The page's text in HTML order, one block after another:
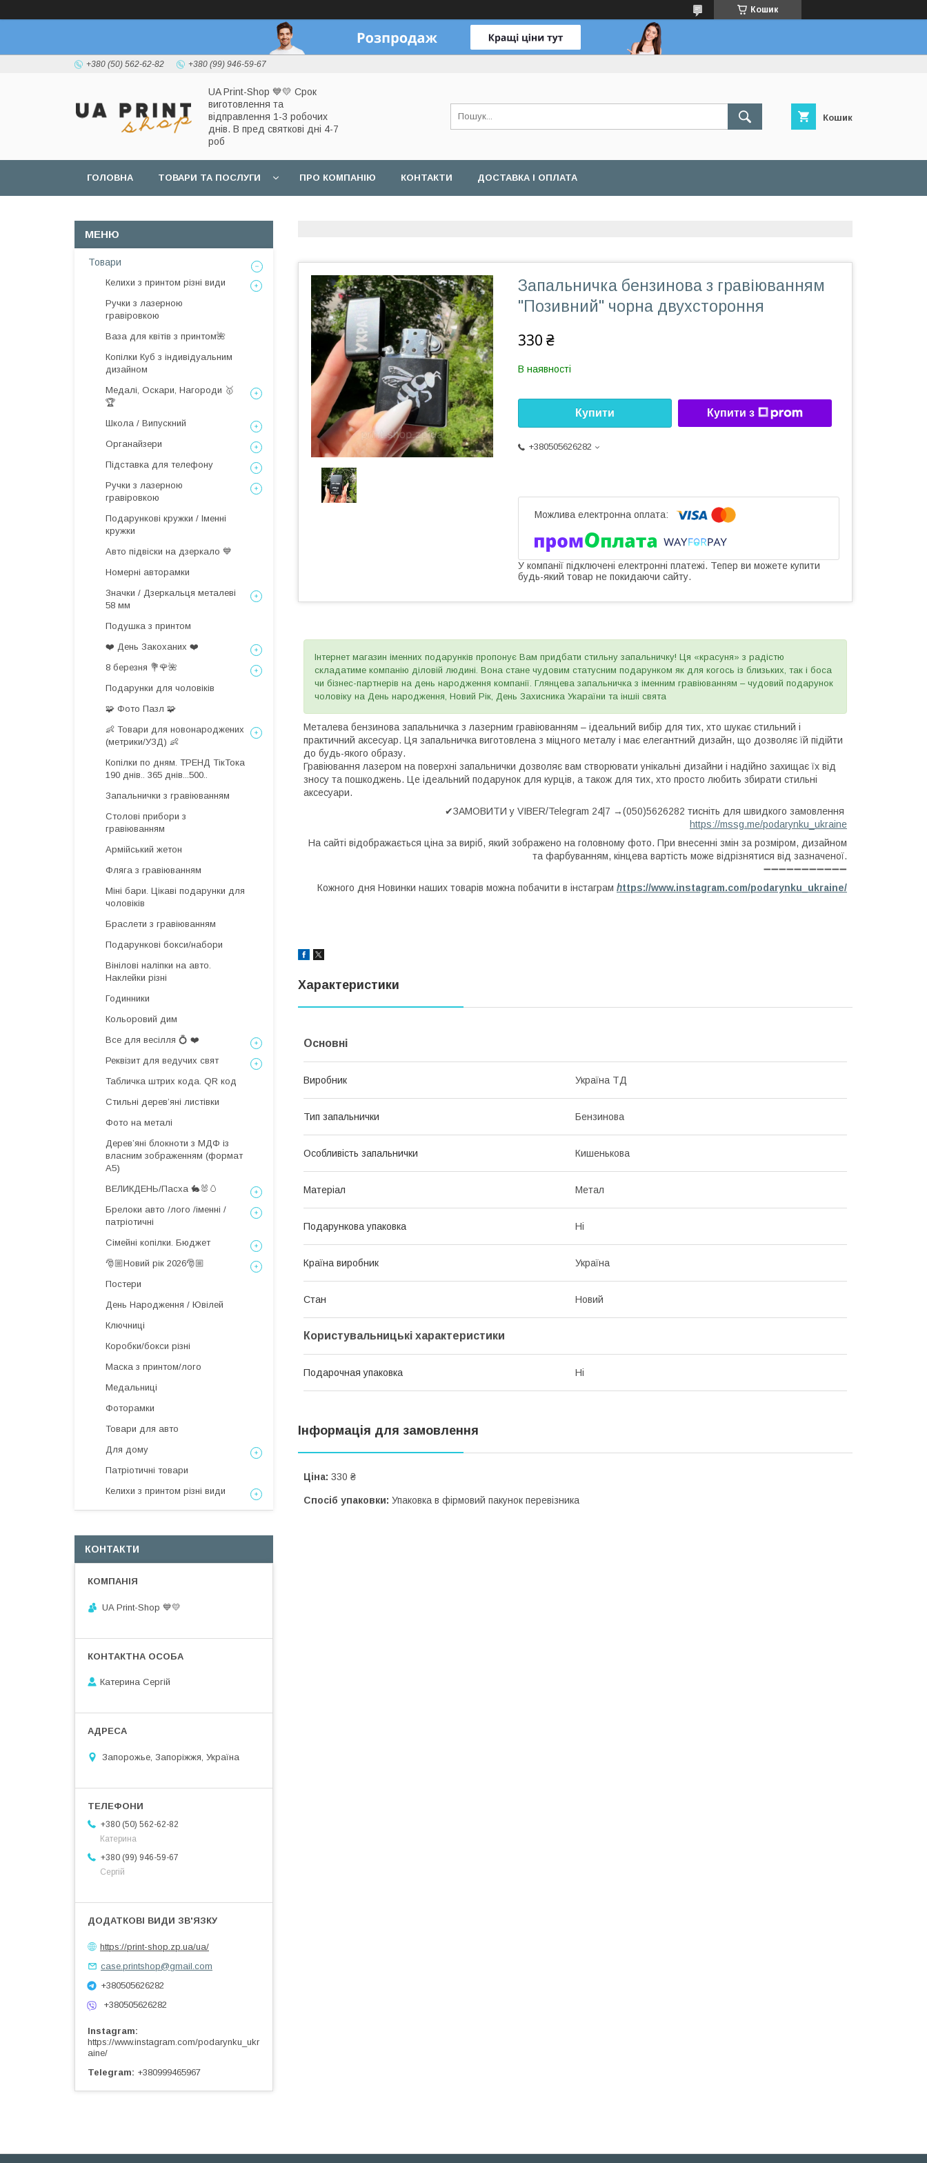
Кошик
+380 (50) 562-62-82 +380 (99) 946-59-67
UA Print-Shop ​💙💛 Срок
виготовлення та
відправлення 1-3 робочих
днів. В пред святкові дні 4-7
роб
Кошик
ГОЛОВНА ТОВАРИ ТА ПОСЛУГИ ПРО КОМПАНІЮ КОНТАКТИ ДОСТАВКА І ОПЛАТА
Запальничка бензинова з гравіюванням
"Позивний" чорна двухстороння
330 ₴
В наявності
Купити Купити з
+380505626282
У компанії підключені електронні платежі. Тепер ви можете купити
будь-який товар не покидаючи сайту.
Інтернет магазин іменних подарунків пропонує Вам придбати стильну запальничку! Ця «красуня» з радістю
складатиме компанію діловій людині. Вона стане чудовим статусним подарунком як для когось із близьких, так і боса
чи бізнес-партнерів на день народження компанії. Глянцева запальничка з іменним гравіюванням – чудовий подарунок
чоловіку на День народження, Новий Рік, День Захисника Укараїни та іншіі свята
Металева бензинова запальничка з лазерним гравіюванням – ідеальний вибір для тих, хто шукає стильний і
практичний аксесуар. Ця запальничка виготовлена з міцного металу і має елегантний дизайн, що дозволяє їй підійти
до будь-якого образу.
Гравіювання лазером на поверхні запальнички дозволяє вам створювати унікальні дизайни і надійно захищає їх від
зносу та пошкоджень. Це ідеальний подарунок для курців, а також для тих, хто просто любить збирати стильні
аксесуари.
✔ЗАМОВИТИ у VIBER/Telegram 24|7 →(050)5626282 тисніть для швидкого замовлення
https://mssg.me/podarynku_ukraine
На сайті відображається ціна за виріб, який зображено на головному фото. При внесенні змін за розміром, дизайном
та фарбуванням, кінцева вартість може відрізнятися від зазначеної.
➖➖➖➖➖➖➖➖➖➖➖
Кожного дня Новинки наших товарів можна побачити в інстаграм https://www.instagram.com/podarynku_ukraine/
Характеристики
Основні
Виробник Україна ТД
Тип запальнички Бензинова
Особливість запальнички Кишенькова
Матеріал Метал
Подарункова упаковка Ні
Країна виробник Україна
Стан Новий
Користувальницькі характеристики
Подарочная упаковка Ні
Інформація для замовлення
Ціна: 330 ₴
Спосіб упаковки: Упаковка в фірмовий пакунок перевізника
Товари
Келихи з принтом різні види
Ручки з лазерною
гравіровкою
Ваза для квітів з принтом🌺
Копілки Куб з індивідуальним
дизайном
Медалі, Оскари, Нагороди 🥇
🏆
Школа / Випускний
Органайзери
Підставка для телефону
Ручки з лазерною
гравіровкою
Подарункові кружки / Іменні
кружки
Авто підвіски на дзеркало 💙
Номерні авторамки
Значки / Дзеркальця металеві
58 мм
Подушка з принтом
❤️ День Закоханих ❤️
8 березня 💐🌹🌺
Подарунки для чоловіків
🧩 Фото Пазл 🧩
👶 Товари для новонароджених
(метрики/УЗД) 👶
Копілки по дням. ТРЕНД ТікТока
190 днів.. 365 днів...500..
Запальнички з гравіюванням
Столові прибори з
гравіюванням
Армійський жетон
Фляга з гравіюванням
Міні бари. Цікаві подарунки для
чоловіків
Браслети з гравіюванням
Подарункові бокси/набори
Вінілові наліпки на авто.
Наклейки різні
Годинники
Кольоровий дим
Все для весілля 💍 ❤️
Реквізит для ведучих свят
Табличка штрих кода. QR код
Стильні деревʼяні листівки
Фото на металі
Дерев’яні блокноти з МДФ із
власним зображенням (формат
А5)
ВЕЛИКДЕНЬ/Пасха 🐇🐰🥚
Брелоки авто /лого /іменні /
патріотичні
Сімейні копілки. Бюджет
🎅🏼Новий рік 2026🎅🏼
Постери
День Народження / Ювілей
Ключниці
Коробки/бокси різні
Маска з принтом/лого
Медальниці
Фоторамки
Товари для авто
Для дому
Патріотичні товари
Келихи з принтом різні види
КОНТАКТИ
UA Print-Shop ​💙💛
Катерина Сергій
Запорожье, Запоріжжя, Україна
+380 (50) 562-62-82
Катерина
+380 (99) 946-59-67
Сергій
https://print-shop.zp.ua/ua/
case.printshop@gmail.com
+380505626282
+380505626282
Instagram
https://www.instagram.com/podarynku_ukr
aine/
Telegram
+380999465967